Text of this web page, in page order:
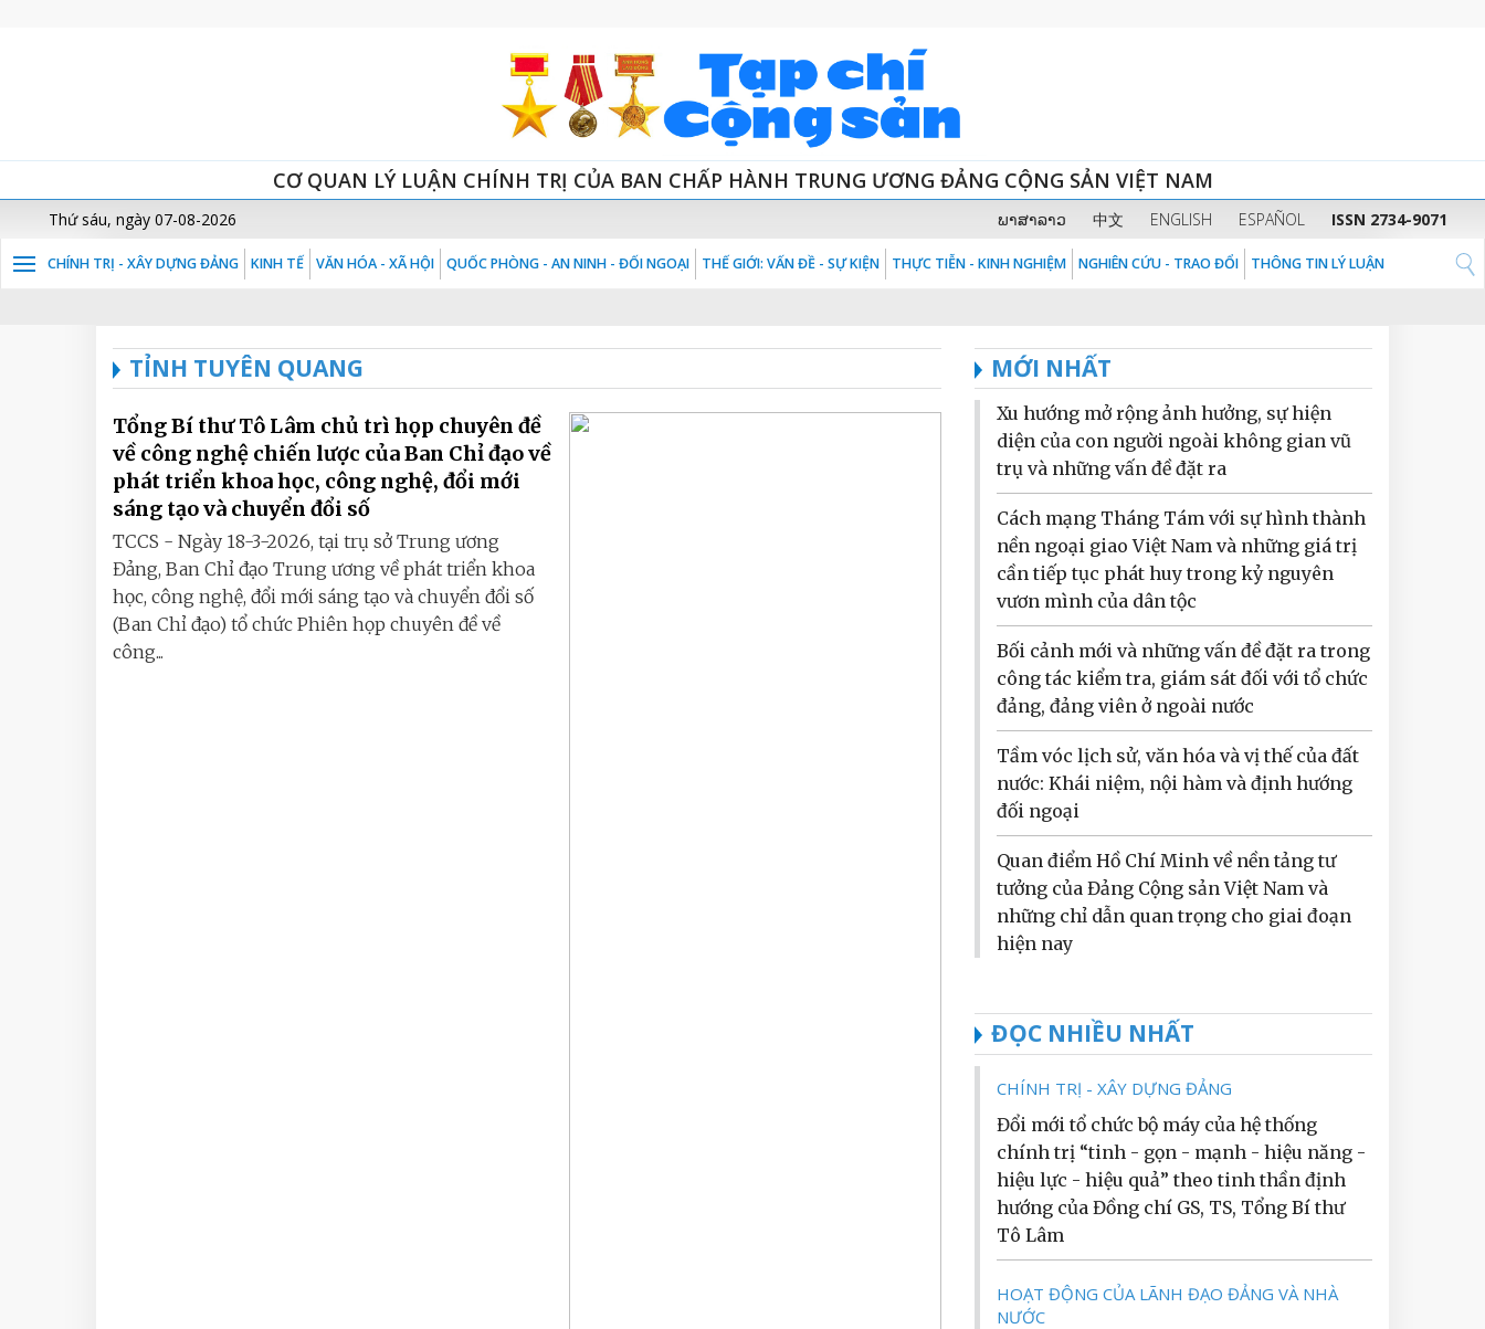
CƠ QUAN LÝ LUẬN CHÍNH TRỊ CỦA BAN CHẤP HÀNH TRUNG ƯƠNG ĐẢNG CỘNG SẢN VIỆT NAM
Thứ sáu, ngày 07-08-2026 ພາສາລາວ 中文 ENGLISH ESPAÑOL ISSN 2734-9071
CHÍNH TRỊ - XÂY DỰNG ĐẢNG KINH TẾ VĂN HÓA - XÃ HỘI QUỐC PHÒNG - AN NINH - ĐỐI NGOẠI THẾ GIỚI: VẤN ĐỀ - SỰ KIỆN THỰC TIỄN - KINH NGHIỆM NGHIÊN CỨU - TRAO ĐỔI THÔNG TIN LÝ LUẬN
TỈNH TUYÊN QUANG
Tổng Bí thư Tô Lâm chủ trì họp chuyên đề
về công nghệ chiến lược của Ban Chỉ đạo về
phát triển khoa học, công nghệ, đổi mới
sáng tạo và chuyển đổi số
TCCS - Ngày 18-3-2026, tại trụ sở Trung ương
Đảng, Ban Chỉ đạo Trung ương về phát triển khoa
học, công nghệ, đổi mới sáng tạo và chuyển đổi số
(Ban Chỉ đạo) tổ chức Phiên họp chuyên đề về
công...
MỚI NHẤT
Xu hướng mở rộng ảnh hưởng, sự hiện
diện của con người ngoài không gian vũ
trụ và những vấn đề đặt ra
Cách mạng Tháng Tám với sự hình thành
nền ngoại giao Việt Nam và những giá trị
cần tiếp tục phát huy trong kỷ nguyên
vươn mình của dân tộc
Bối cảnh mới và những vấn đề đặt ra trong
công tác kiểm tra, giám sát đối với tổ chức
đảng, đảng viên ở ngoài nước
Tầm vóc lịch sử, văn hóa và vị thế của đất
nước: Khái niệm, nội hàm và định hướng
đối ngoại
Quan điểm Hồ Chí Minh về nền tảng tư
tưởng của Đảng Cộng sản Việt Nam và
những chỉ dẫn quan trọng cho giai đoạn
hiện nay
ĐỌC NHIỀU NHẤT
CHÍNH TRỊ - XÂY DỰNG ĐẢNG
Đổi mới tổ chức bộ máy của hệ thống
chính trị “tinh - gọn - mạnh - hiệu năng -
hiệu lực - hiệu quả” theo tinh thần định
hướng của Đồng chí GS, TS, Tổng Bí thư
Tô Lâm
HOẠT ĐỘNG CỦA LÃNH ĐẠO ĐẢNG VÀ NHÀ
NƯỚC